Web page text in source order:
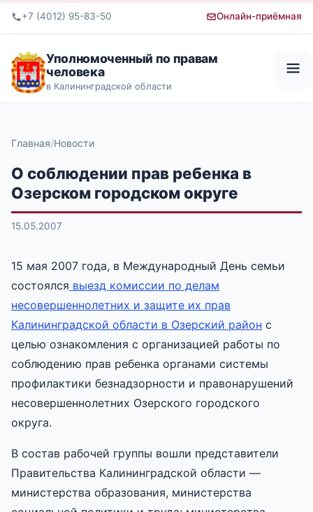
+7 (4012) 95-83-50 Онлайн-приёмная
Уполномоченный по правам
человека
в Калининградской области
Главная Новости
О соблюдении прав ребенка в
Озерском городском округе
15.05.2007
15 мая 2007 года, в Международный День семьи
состоялся выезд комиссии по делам
несовершеннолетних и защите их прав
Калининградской области в Озерский район с
целью ознакомления с организацией работы по
соблюдению прав ребенка органами системы
профилактики безнадзорности и правонарушений
несовершеннолетних Озерского городского
округа.
В состав рабочей группы вошли представители
Правительства Калининградской области —
министерства образования, министерства